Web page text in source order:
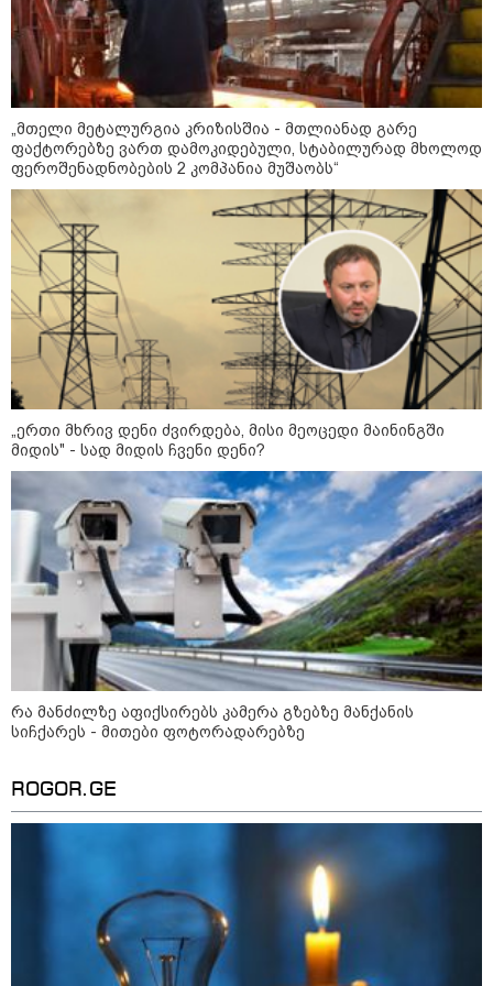
მანიპულატორები.. ჩემთვის ნია
იმნაძე მკვლელია" - ეკა
კუპატაძე
23:03 / 05-08-2026
"ნია იმნაძის დედას
რეანიმაციაში
ზეწარგადაფარებული შვილი არ
უნახავს" - გიგა ავალიანის
დედის პირველი კომენტარი ნია
იმნაძის დაკავებაზე
კატეგორიის ყველა სიახლე
საზამთროს გამყიდველთან
სამკვდრო-სასიცოცხლო
„კუკუდამალობანა“ - რუსული
დრონის „საბრძოლო-კომიკური“
ვიდეო
"ომი, რომელსაც მთელი
მსოფლიოს შთანთქმა შეუძლია:
დონალდ ტრამპმა აღარ იცის,
როგორ მოიქცეს" -The New York
Times
კიევი ისევ სასტიკად დაიბომბა -
ამდენი ბალისტიკური რაკეტა
მსოფლიოს არც ერთი ქალაქისკენ
არ გაუშვიათ: პუტინის ახალი
ანტირეკორდი
პოლარიზაციის მეტასტაზები: რა
როდესაც მედიიდან და
სოცქსელებიდან მუდმივად
ლანძღვა-გინება ესმის?! -
ფსიქოლოგ ზურა მხეიძის ანალიზი
„მთელი მეტალურგია კრიზისშია - მთლიანად გარე
ფაქტორებზე ვართ დამოკიდებული, სტაბილურად მხოლოდ
ფეროშენადნობების 2 კომპანია მუშაობს“
„ერთი მხრივ დენი ძვირდება, მისი მეოცედი მაინინგში
მიდის" - სად მიდის ჩვენი დენი?
რა მანძილზე აფიქსირებს კამერა გზებზე მანქანის
სიჩქარეს - მითები ფოტორადარებზე
ROGOR.GE